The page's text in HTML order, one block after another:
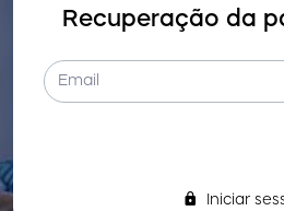
Recuperação da
Iniciar